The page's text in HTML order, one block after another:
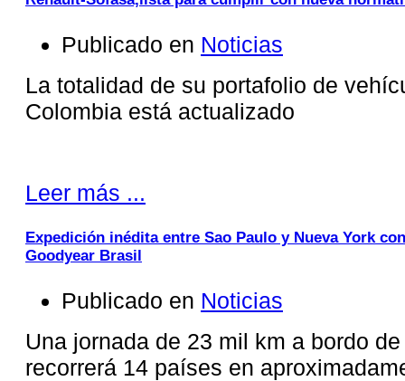
Publicado en Noticias
La totalidad de su portafolio de
Colombia está actualizado
Leer más ...
Expedición inédita entre Sao Paulo y Nueva York
Goodyear Brasil
Publicado en Noticias
Una jornada de 23 mil km a bordo
recorrerá 14 países en